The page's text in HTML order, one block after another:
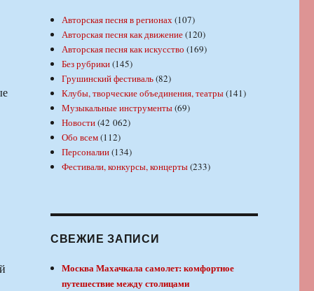
Авторская песня в регионах(107)
Авторская песня как движение(120)
Авторская песня как искусство (169)
Без рубрики(145)
Грушинский фестиваль(82)
Клубы, творческие объединения, театры(141)
Музыкальные инструменты(69)
Новости(42 062)
Обо всем(112)
Персоналии(134)
Фестивали, конкурсы, концерты(233)
СВЕЖИЕ ЗАПИСИ
Москва Махачкала самолет: комфортное
путешествие между столицами